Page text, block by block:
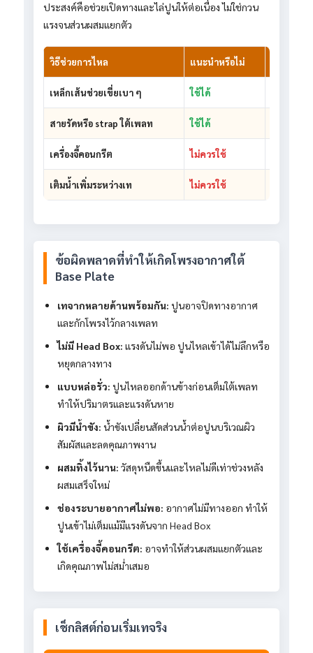
ประสงค์คือช่วยเปิดทางและไล่ปูนให้ต่อเนื่อง ไม่ใช่กวน
แรงจนส่วนผสมแยกตัว
วิธีช่วยการไหล แนะนำหรือไม่
เหล็กเส้นช่วยเขี่ยเบา ๆ ใช้ได้
สายรัดหรือ strap ใต้เพลท ใช้ได้
เครื่องจี้คอนกรีต ไม่ควรใช้
เติมน้ำเพิ่มระหว่างเท ไม่ควรใช้
ข้อผิดพลาดที่ทำให้เกิดโพรงอากาศใต้
Base Plate
เทจากหลายด้านพร้อมกัน: ปูนอาจปิดทางอากาศ
และกักโพรงไว้กลางเพลท
ไม่มี Head Box: แรงดันไม่พอ ปูนไหลเข้าได้ไม่ลึกหรือ
หยุดกลางทาง
แบบหล่อรั่ว: ปูนไหลออกด้านข้างก่อนเต็มใต้เพลท
ทำให้ปริมาตรและแรงดันหาย
ผิวมีน้ำขัง: น้ำขังเปลี่ยนสัดส่วนน้ำต่อปูนบริเวณผิว
สัมผัสและลดคุณภาพงาน
ผสมทิ้งไว้นาน: วัสดุหนืดขึ้นและไหลไม่ดีเท่าช่วงหลัง
ผสมเสร็จใหม่
ช่องระบายอากาศไม่พอ: อากาศไม่มีทางออก ทำให้
ปูนเข้าไม่เต็มแม้มีแรงดันจาก Head Box
ใช้เครื่องจี้คอนกรีต: อาจทำให้ส่วนผสมแยกตัวและ
เกิดคุณภาพไม่สม่ำเสมอ
เช็กลิสต์ก่อนเริ่มเทจริง